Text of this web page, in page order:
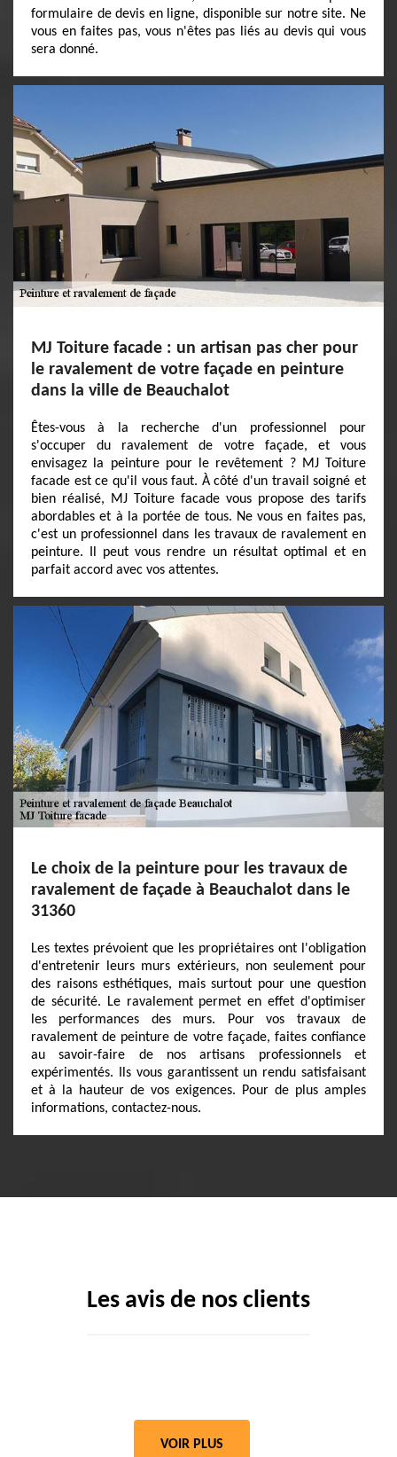
formulaire de devis en ligne, disponible sur notre site. Ne
vous en faites pas, vous n'êtes pas liés au devis qui vous
sera donné.
MJ Toiture facade : un artisan pas cher pour
le ravalement de votre façade en peinture
dans la ville de Beauchalot
Êtes-vous à la recherche d'un professionnel pour
s'occuper du ravalement de votre façade, et vous
envisagez la peinture pour le revêtement ? MJ Toiture
facade est ce qu'il vous faut. À côté d'un travail soigné et
bien réalisé, MJ Toiture facade vous propose des tarifs
abordables et à la portée de tous. Ne vous en faites pas,
c'est un professionnel dans les travaux de ravalement en
peinture. Il peut vous rendre un résultat optimal et en
parfait accord avec vos attentes.
Le choix de la peinture pour les travaux de
ravalement de façade à Beauchalot dans le
31360
Les textes prévoient que les propriétaires ont l'obligation
d'entretenir leurs murs extérieurs, non seulement pour
des raisons esthétiques, mais surtout pour une question
de sécurité. Le ravalement permet en effet d'optimiser
les performances des murs. Pour vos travaux de
ravalement de peinture de votre façade, faites confiance
au savoir-faire de nos artisans professionnels et
expérimentés. Ils vous garantissent un rendu satisfaisant
et à la hauteur de vos exigences. Pour de plus amples
informations, contactez-nous.
Les avis de nos clients
VOIR PLUS